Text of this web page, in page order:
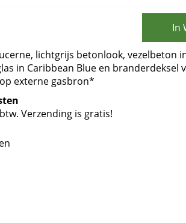
In
lichtgrijs betonlook, vezelbeton
in Caribbean Blue en branderdeksel
externe gasbron*
Verzending is gratis!